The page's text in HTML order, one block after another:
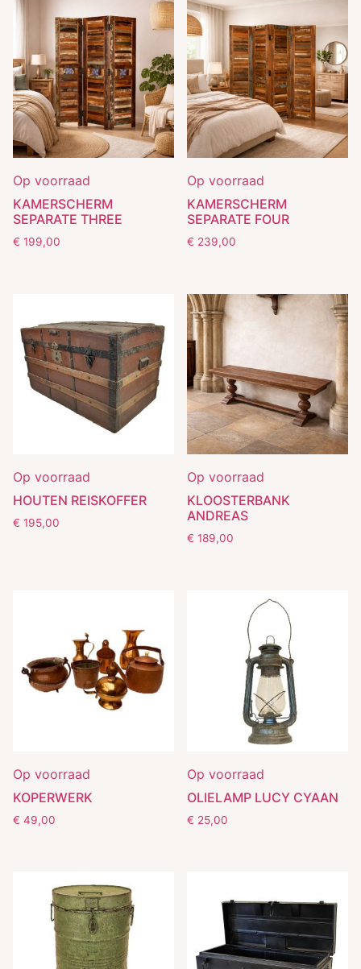
Op voorraad
KAMERSCHERM
SEPARATE THREE
€ 199,00
Op voorraad
KAMERSCHERM
SEPARATE FOUR
€ 239,00
Op voorraad
HOUTEN REISKOFFER
€ 195,00
Op voorraad
KLOOSTERBANK
ANDREAS
€ 189,00
Op voorraad
KOPERWERK
€ 49,00
Op voorraad
OLIELAMP LUCY CYAAN
€ 25,00